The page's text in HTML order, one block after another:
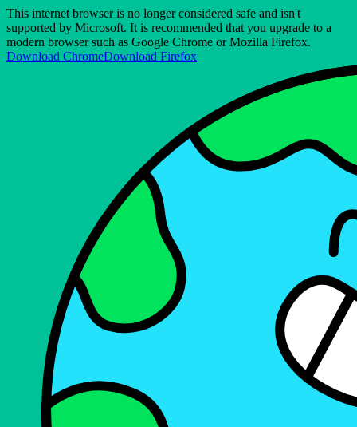
This internet browser is no longer considered safe and isn't
supported by Microsoft. It is recommended that you upgrade to a
modern browser such as Google Chrome or Mozilla Firefox.
Download ChromeDownload Firefox